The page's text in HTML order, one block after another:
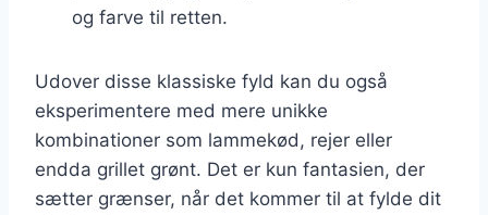
og farve til retten.
Udover disse klassiske fyld kan du også
eksperimentere med mere unikke
kombinationer som lammekød, rejer eller
endda grillet grønt. Det er kun fantasien, der
sætter grænser, når det kommer til at fylde dit